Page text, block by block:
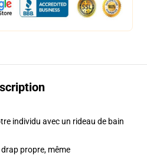
individu avec un rideau de bain
propre, même